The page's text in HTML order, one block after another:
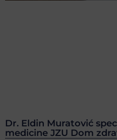
Dr. Eldin Muratović
medicine JZU Dom